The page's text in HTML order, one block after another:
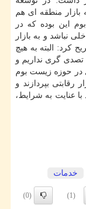
منطقه ای هم
این بوده كه در
نباشد و به بازار
كرد: البته به هیچ
گری نداریم و
در حوزه زیست بوم
رقابتی بپردازند و
عنایت به شرایط،
خدمات
(1)
(0)